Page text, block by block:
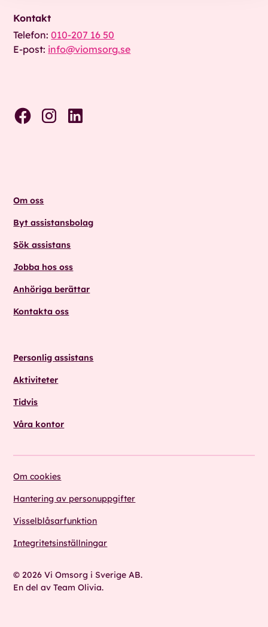
Kontakt
Telefon:010-207 16 50
E-post: info@viomsorg.se
Om oss
Byt assistansbolag
Sök assistans
Jobba hos oss
Anhöriga berättar
Kontakta oss
Personlig assistans
Aktiviteter
Tidvis
Våra kontor
© 2026 Vi Omsorg i Sverige AB.
En del av Team Olivia.
Om cookies
Hantering av personuppgifter
Visselblåsarfunktion
Integritetsinställningar